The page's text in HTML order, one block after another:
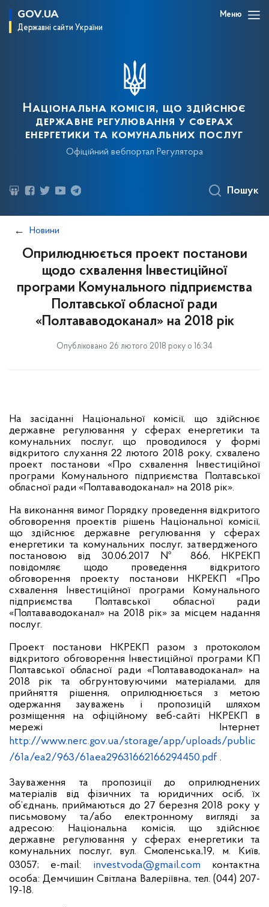
GOV.UA
Державні сайти України
Меню
Національна комісія, що здійснює
державне регулювання у сферах
енергетики та комунальних послуг
Офіційний вебпортал Регулятора
Пошук
Новини
Оприлюднюється проект постанови
щодо схвалення Інвестиційної
програми Комунального підприємства
Полтавської обласної ради
«Полтававодоканал» на 2018 рік
Опубліковано 26 лютого 2018 року о 16:34
На засіданні Національної комісії, що здійснює
державне регулювання у сферах енергетики та
комунальних послуг, що проводилося у формі
відкритого слухання 22 лютого 2018 року, схвалено
проект постанови «Про схвалення Інвестиційної
програми Комунального підприємства Полтавської
обласної ради «Полтававодоканал» на 2018 рік».
На виконання вимог Порядку проведення відкритого
обговорення проектів рішень Національної комісії,
що здійснює державне регулювання у сферах
енергетики та комунальних послуг, затвердженого
постановою від 30.06.2017 № 866, НКРЕКП
повідомляє щодо проведення відкритого
обговорення проекту постанови НКРЕКП «Про
схвалення Інвестиційної програми Комунального
підприємства Полтавської обласної ради
«Полтававодоканал» на 2018 рік» за місцем надання
послуг.
Проект постанови НКРЕКП разом з протоколом
відкритого обговорення Інвестиційної програми КП
Полтавської обласної ради «Полтававодоканал» на
2018 рік та обгрунтовуючими матеріалами, для
прийняття рішення, оприлюднюється з метою
одержання зауважень і пропозицій шляхом
розміщення на офіційному веб-сайті НКРЕКП в
мережі Інтернет
http://www.nerc.gov.ua/storage/app/uploads/public
/61a/ea2/963/61aea29631662166294450.pdf .
Зауваження та пропозиції до оприлюднених
матеріалів від фізичних та юридичних осіб, їх
об’єднань, приймаються до 27 березня 2018 року у
письмовому та/або електронному вигляді за
адресою: Національна комісія, що здійснює
державне регулювання у сферах енергетики та
комунальних послуг, вул. Смоленська,19, м. Київ,
03057; e-mail: investvoda@gmail.com контактна
особа: Демчишин Світлана Валеріївна, тел. (044) 207-
19-18.